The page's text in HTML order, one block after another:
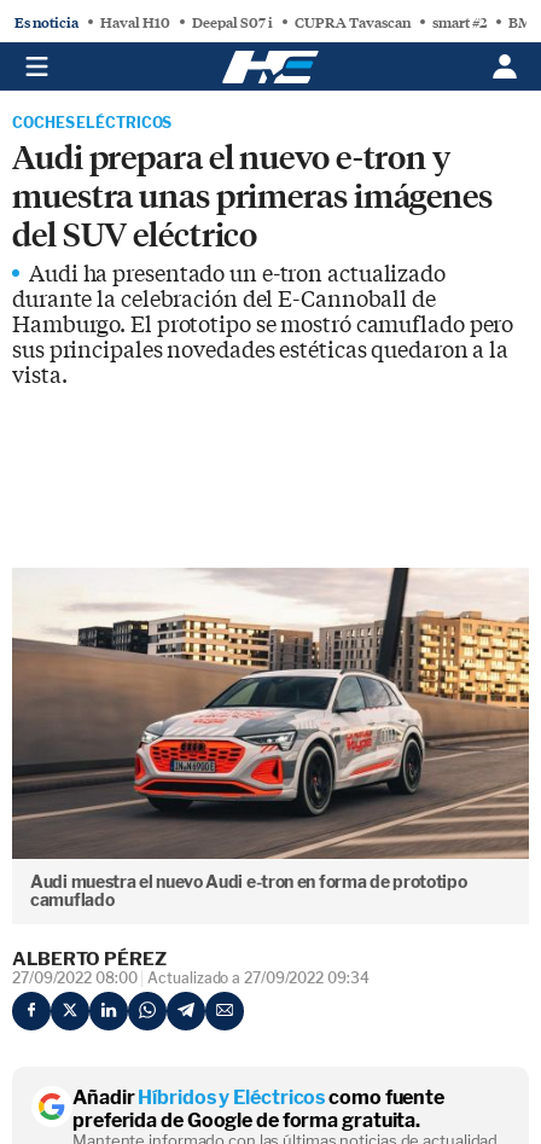
Es noticia Haval H10 Deepal S07 i CUPRA Tavascan smart #2
COCHES ELÉCTRICOS
Audi prepara el nuevo e-tron y
muestra unas primeras imágenes
del SUV eléctrico
Audi ha presentado un e-tron actualizado
durante la celebración del E-Cannoball de
Hamburgo. El prototipo se mostró camuflado pero
sus principales novedades estéticas quedaron a la
vista.
Audi muestra el nuevo Audi e-tron en forma de prototipo
camuflado
ALBERTO PÉREZ
27/09/2022 08:00 Actualizado a 27/09/2022 09:34
AñadirHíbridos y Eléctricoscomo fuente
preferida de Google de forma gratuita.
Mantente informado con las últimas noticias de actualidad.